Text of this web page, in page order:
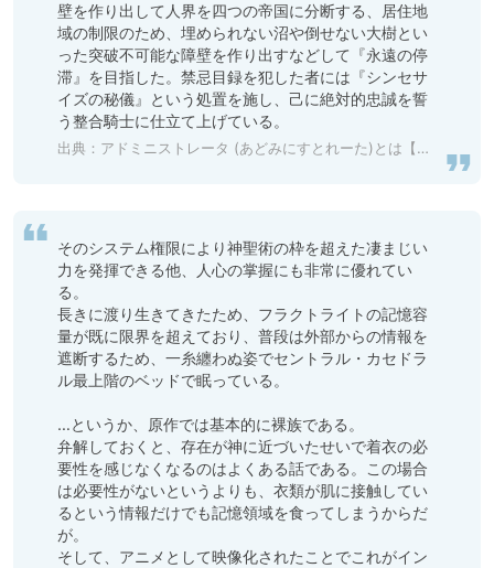
壁を作り出して人界を四つの帝国に分断する、居住地
域の制限のため、埋められない沼や倒せない大樹とい
った突破不可能な障壁を作り出すなどして『永遠の停
滞』を目指した。禁忌目録を犯した者には『シンセサ
イズの秘儀』という処置を施し、己に絶対的忠誠を誓
う整合騎士に仕立て上げている。
出典： アドミニストレータ (あどみにすとれーた)とは【ピクシブ百科事典】
そのシステム権限により神聖術の枠を超えた凄まじい
力を発揮できる他、人心の掌握にも非常に優れてい
る。
長きに渡り生きてきたため、フラクトライトの記憶容
量が既に限界を超えており、普段は外部からの情報を
遮断するため、一糸纏わぬ姿でセントラル・カセドラ
ル最上階のベッドで眠っている。
…というか、原作では基本的に裸族である。
弁解しておくと、存在が神に近づいたせいで着衣の必
要性を感じなくなるのはよくある話である。この場合
は必要性がないというよりも、衣類が肌に接触してい
るという情報だけでも記憶領域を食ってしまうからだ
が。
そして、アニメとして映像化されたことでこれがイン